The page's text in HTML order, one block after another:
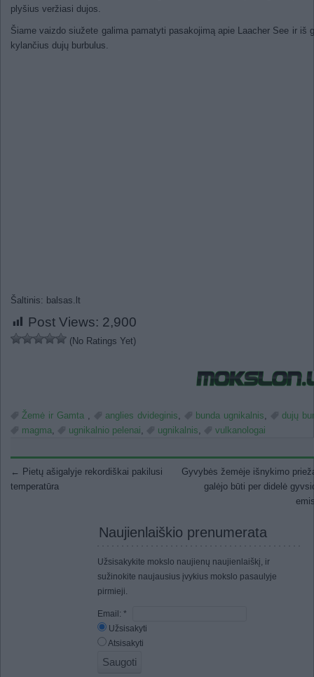
plyšius veržiasi dujos.
Šiame vaizdo siužete galima pamatyti pasakojimą apie Laacher See ir iš
kylančius dujų burbulus.
Šaltinis: balsas.lt
Post Views: 2,900
(No Ratings Yet)
Žemė ir Gamta anglies dvideginis bunda ugnikalnis
dujų
magma
ugnikalnio pelenai ugnikalnis vulkanologai
Post navigation
← Pietų ašigalyje rekordiškai pakilusi
temperatūra
Gyvybės žemėje išnykimo
galėjo būti per didelė
Naujienlaiškio prenumerata
Užsisakykite mokslo naujienų naujienlaiškį, ir
sužinokite naujausius įvykius mokslo pasaulyje
pirmieji.
Email: *
Užsisakyti
Atsisakyti